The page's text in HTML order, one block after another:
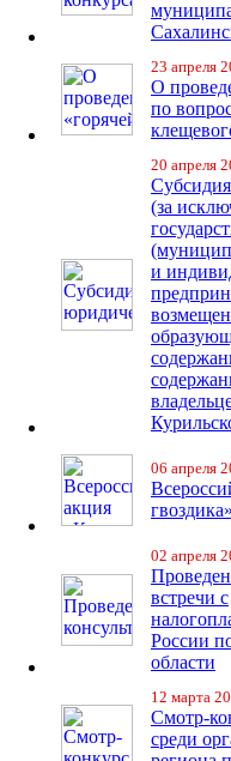
23 апреля
О
по
20 апреля
(за
и
06 апреля
гвоздика»
02 апреля
встречи с
России
области
12 марта
Смотр-
среди